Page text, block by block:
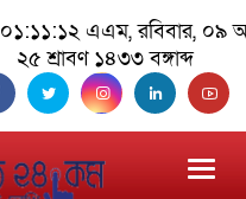
০১:১১:১২ এএম, রবিবার, ০৯
২৫ শ্রাবণ ১৪৩৩ বঙ্গাব্দ